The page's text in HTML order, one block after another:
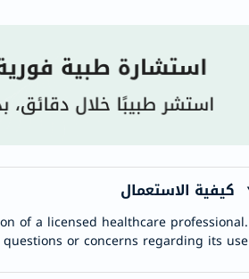
كيفية الاستعمال
of a licensed healthcare professional.
or concerns regarding its use.